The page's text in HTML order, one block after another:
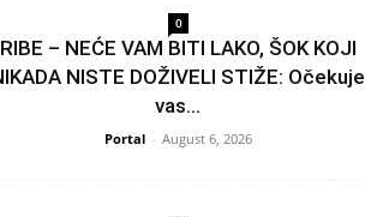
0
RIBE – NEĆE VAM BITI LAKO, ŠOK KOJI
NISTE DOŽIVELI STIŽE: Očekuje
vas...
Portal - August 6, 2026